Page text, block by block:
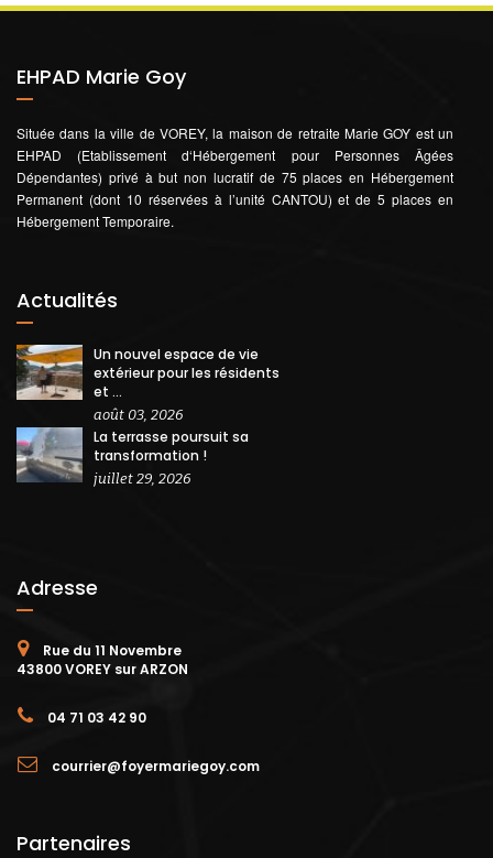
EHPAD Marie Goy
Située dans la ville de VOREY, la maison de retraite Marie GOY est un
EHPAD (Etablissement d‘Hébergement pour Personnes Âgées
Dépendantes) privé à but non lucratif de 75 places en Hébergement
Permanent (dont 10 réservées à l’unité CANTOU) et de 5 places en
Hébergement Temporaire.
Actualités
Un nouvel espace de vie
extérieur pour les résidents
et ...
août 03, 2026
La terrasse poursuit sa
transformation !
juillet 29, 2026
Adresse
Rue du 11 Novembre
43800 VOREY sur ARZON
04 71 03 42 90
courrier@foyermariegoy.com
Partenaires